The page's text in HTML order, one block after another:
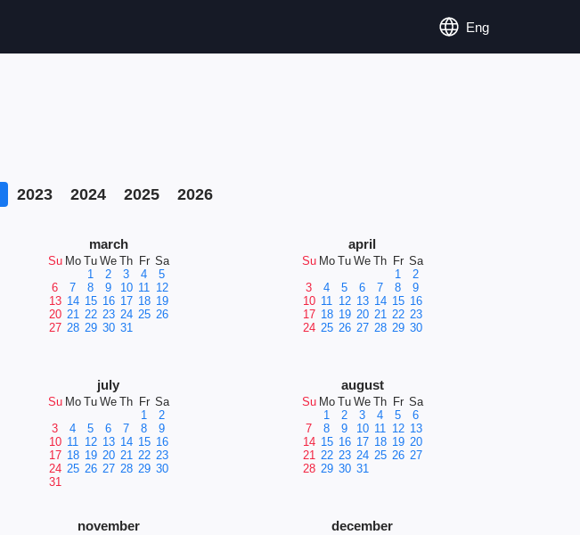
Eng
2023 2024 2025 2026
march
Su Mo Tu We Th Fr Sa
1
2 3 4
5
6
7 8 9 10 11 12
13 14 15 16 17 18 19
20 21 22 23 24 25 26
27 28 29 30 31
april
Su Mo Tu We Th Fr Sa
1
2
3
4 5 6 7 8
9
10 11 12 13 14 15 16
17 18 19 20 21 22 23
24 25 26 27 28 29 30
july
Su Mo Tu We Th Fr Sa
1
2
3
4 5 6 7 8
9
10 11 12 13 14 15 16
17 18 19 20 21 22 23
24 25 26 27 28 29 30
31
august
Su Mo Tu We Th Fr Sa
1
2 3 4 5
6
7
8 9 10 11 12 13
14 15 16 17 18 19 20
21 22 23 24 25 26 27
28 29 30 31
november december